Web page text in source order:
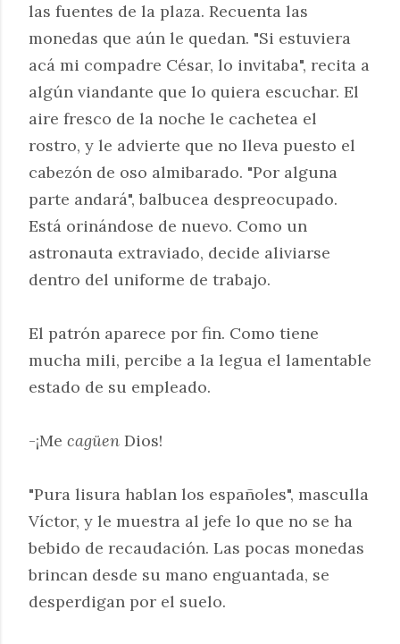
las fuentes de la plaza. Recuenta las
monedas que aún le quedan. "Si estuviera
acá mi compadre César, lo invitaba", recita a
algún viandante que lo quiera escuchar. El
aire fresco de la noche le cachetea el
rostro, y le advierte que no lleva puesto el
cabezón de oso almibarado. "Por alguna
parte andará", balbucea despreocupado.
Está orinándose de nuevo. Como un
astronauta extraviado, decide aliviarse
dentro del uniforme de trabajo.
El patrón aparece por fin. Como tiene
mucha mili, percibe a la legua el lamentable
estado de su empleado.
-¡Me cagüen Dios!
"Pura lisura hablan los españoles", masculla
Víctor, y le muestra al jefe lo que no se ha
bebido de recaudación. Las pocas monedas
brincan desde su mano enguantada, se
desperdigan por el suelo.